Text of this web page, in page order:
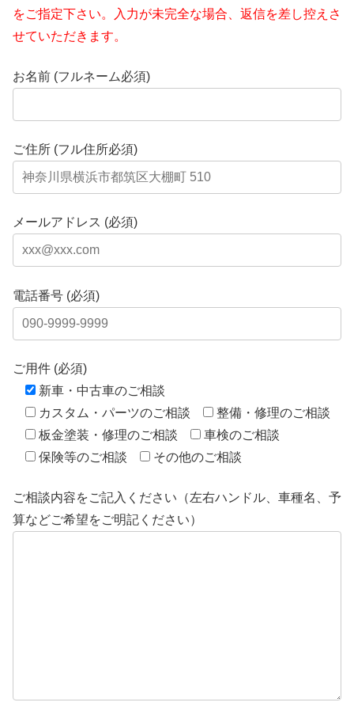
をご指定下さい。入力が未完全な場合、返信を差し控えさ
せていただきます。
お名前 (フルネーム必須)
ご住所 (フル住所必須)
メールアドレス (必須)
電話番号 (必須)
ご用件 (必須)
新車・中古車のご相談
カスタム・パーツのご相談
整備・修理のご相談
板金塗装・修理のご相談
車検のご相談
保険等のご相談
その他のご相談
ご相談内容をご記入ください（左右ハンドル、車種名、予
算などご希望をご明記ください）